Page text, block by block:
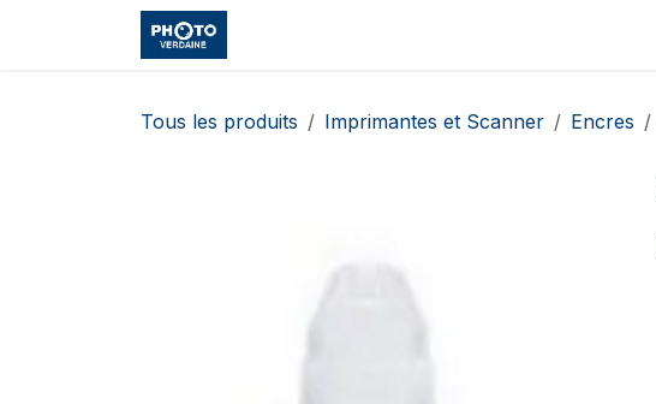
Se rendre au contenu
Tous les produits Imprimantes et Scanner Encres